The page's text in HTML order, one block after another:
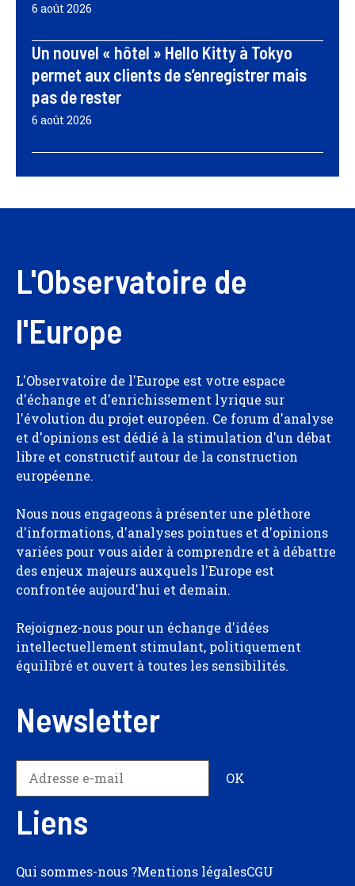
6 août 2026
Un nouvel « hôtel » Hello Kitty à Tokyo
permet aux clients de s’enregistrer mais
pas de rester
6 août 2026
L'Observatoire de
l'Europe
L'Observatoire de l'Europe est votre espace
d'échange et d'enrichissement lyrique sur
l'évolution du projet européen. Ce forum d'analyse
et d'opinions est dédié à la stimulation d'un débat
libre et constructif autour de la construction
européenne.
Nous nous engageons à présenter une pléthore
d'informations, d'analyses pointues et d'opinions
variées pour vous aider à comprendre et à débattre
des enjeux majeurs auxquels l'Europe est
confrontée aujourd'hui et demain.
Rejoignez-nous pour un échange d'idées
intellectuellement stimulant, politiquement
équilibré et ouvert à toutes les sensibilités.
Newsletter
Liens
Qui sommes-nous ?Mentions légalesCGU